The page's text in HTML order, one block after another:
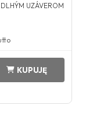
UZÁVEROM
KUPUJĘ